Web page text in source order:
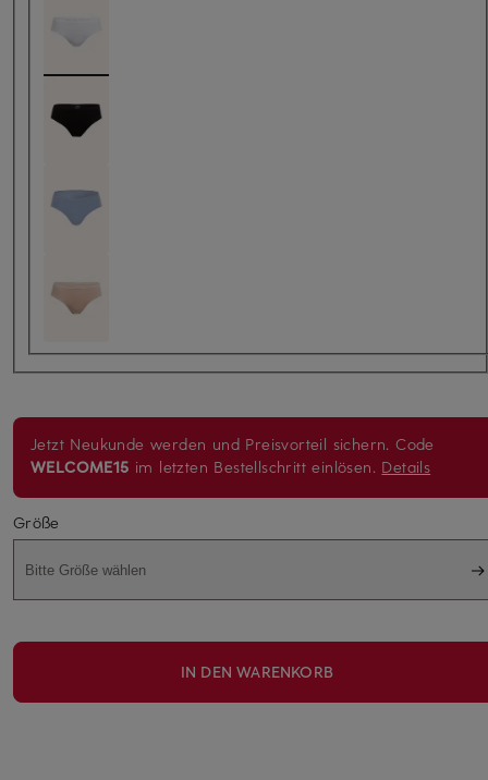
Jetzt Neukunde werden und Preisvorteil sichern. Code
WELCOME15 im letzten Bestellschritt einlösen. Details
Größe
Bitte Größe wählen
IN DEN WARENKORB